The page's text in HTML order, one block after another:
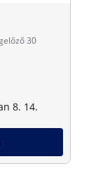
30
8. 14.